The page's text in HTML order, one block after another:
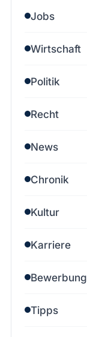
Jobs
Wirtschaft
Politik
Recht
News
Chronik
Kultur
Karriere
Bewerbung
Tipps